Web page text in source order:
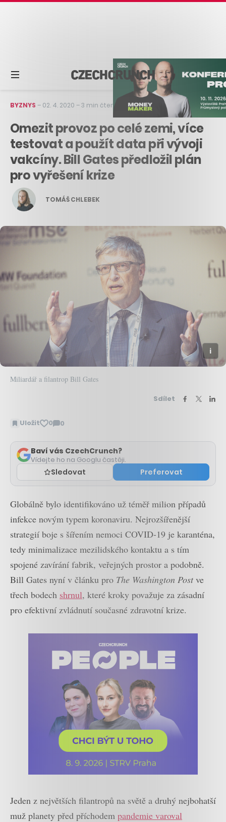
BYZNYS – 02. 4. 2020 –3 min čtení
Omezit provoz po celé zemi, více
testovat a použít data při vývoji
vakcíny. Bill Gates předložil plán
pro vyřešení krize
TOMÁŠ CHLEBEK
Miliardář a filantrop Bill Gates
Sdílet
Uložit 0 0
Zobrazit
Baví vás CzechCrunch?
Vídejte ho na Googlu častěji.
Sledovat Preferovat
Globálně bylo identifikováno už téměř milion případů
infekce novým typem koronaviru. Nejrozšířenější
strategií boje s šířením nemoci COVID-19 je karanténa,
tedy minimalizace mezilidského kontaktu a s tím
spojené zavírání fabrik, veřejných prostor a podobně.
Bill Gates nyní v článku pro The Washington Post ve
třech bodech shrnul, které kroky považuje za zásadní
pro efektivní zvládnutí současné zdravotní krize.
Jeden z největších filantropů na světě a druhý nejbohatší
muž planety před příchodem pandemie varoval